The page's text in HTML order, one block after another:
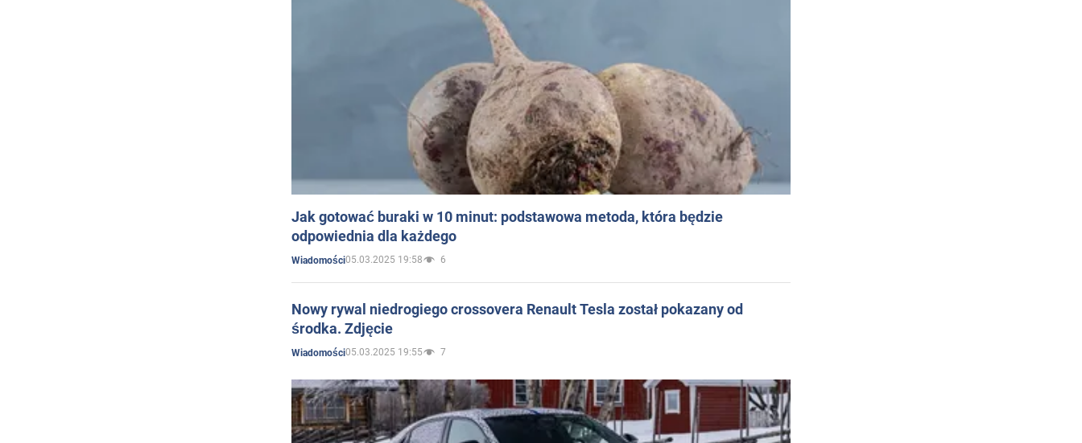
Jak gotować buraki w 10 minut: podstawowa metoda, która będzie
odpowiednia dla każdego
Wiadomości05.03.2025 19:58 6
Nowy rywal niedrogiego crossovera Renault Tesla został pokazany od
środka. Zdjęcie
Wiadomości05.03.2025 19:55 7